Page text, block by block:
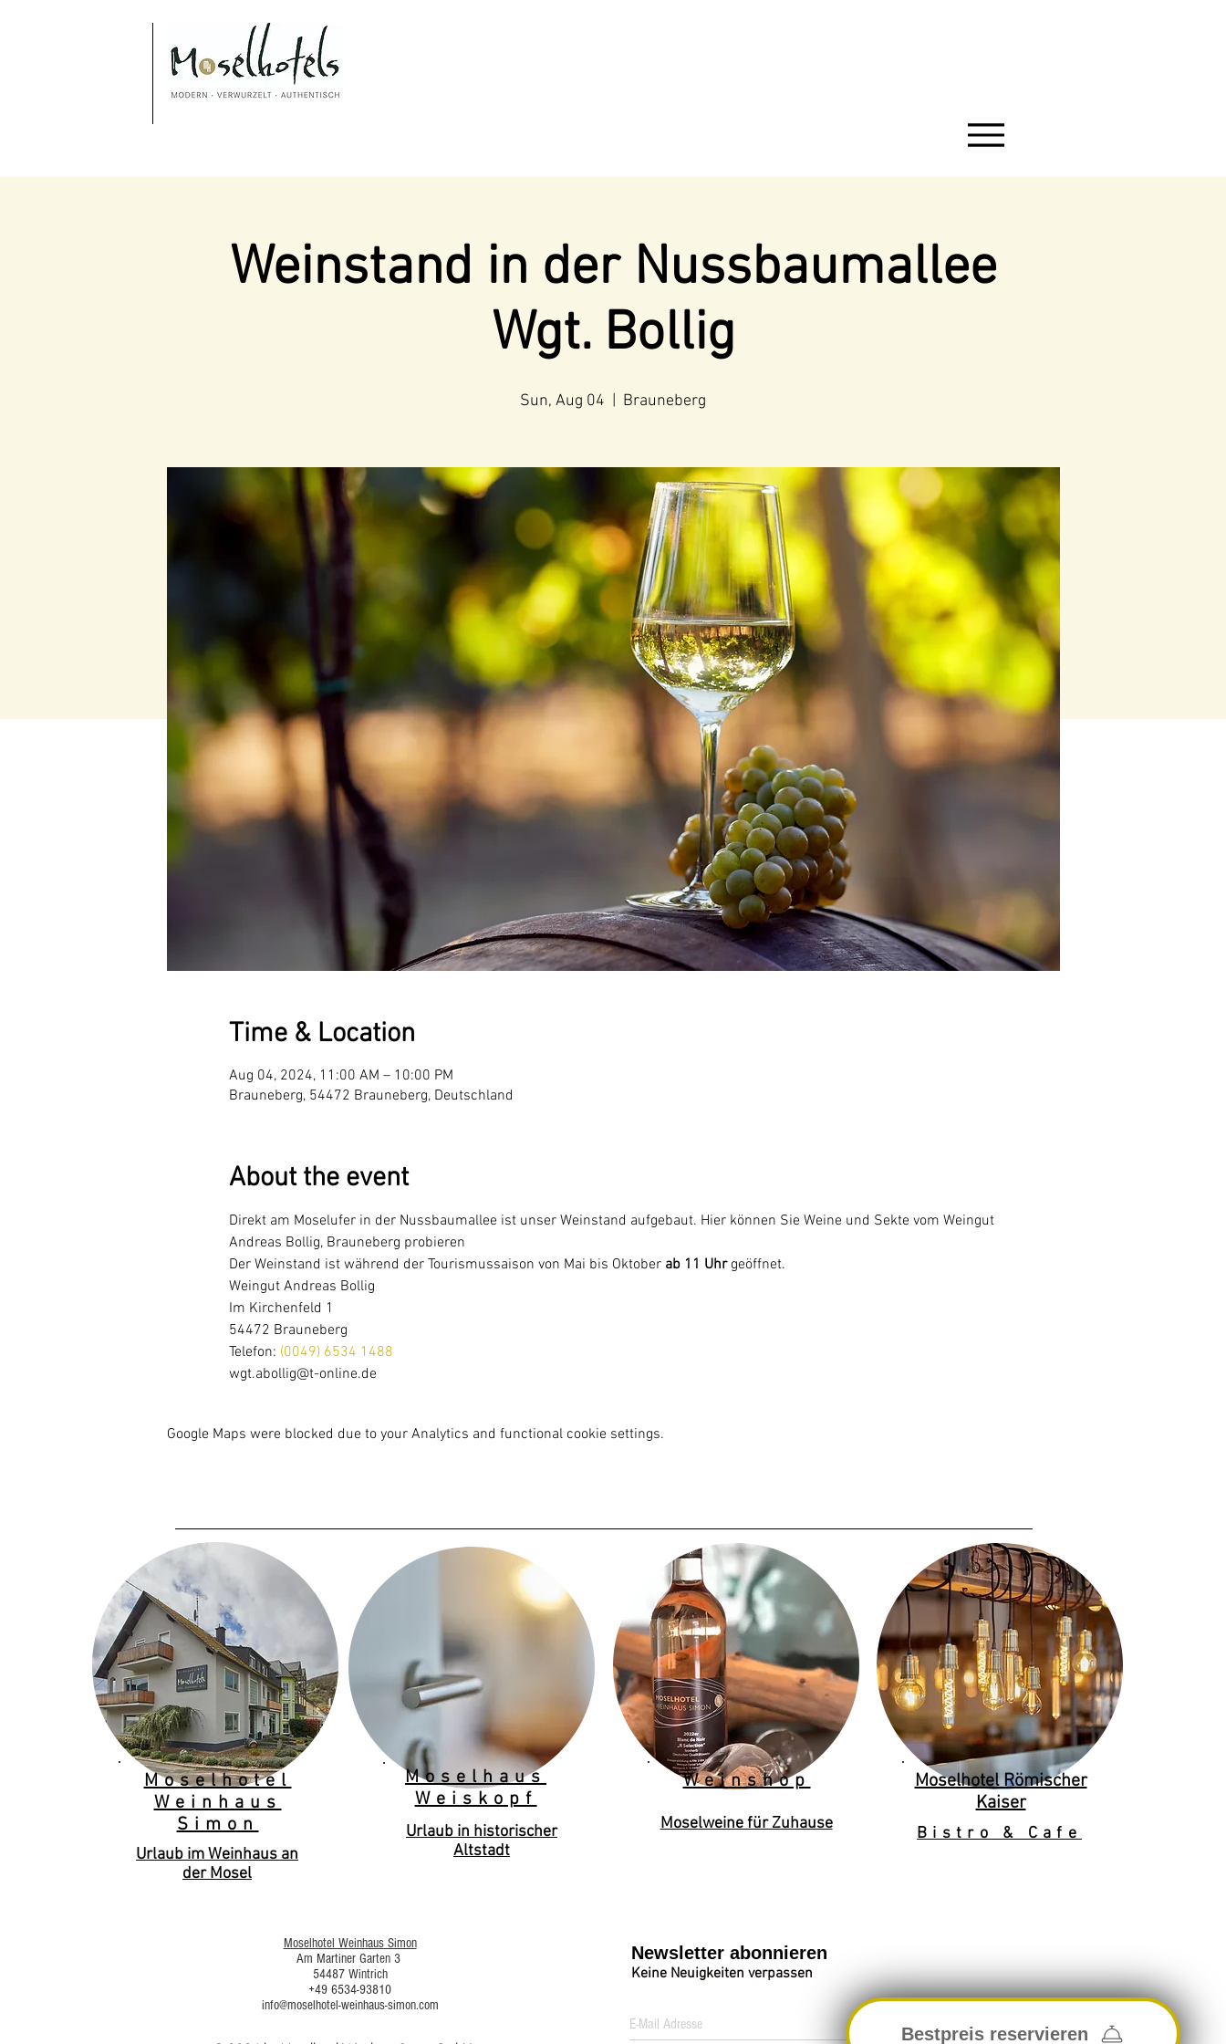
Weinstand in der Nussbaumallee
Wgt. Bollig
Sun, Aug 04 Brauneberg
Time & Location
Aug 04, 2024, 11:00 AM – 10:00 PM
Brauneberg, 54472 Brauneberg, Deutschland
About the event
Direkt am Moselufer in der Nussbaumallee ist unser Weinstand aufgebaut. Hier können Sie Weine und Sekte vom Weingut
Andreas Bollig, Brauneberg probieren
Der Weinstand ist während der Tourismussaison von Mai bis Oktober ab 11 Uhr geöffnet.
Weingut Andreas Bollig
Im Kirchenfeld 1
54472 Brauneberg
Telefon: (0049) 6534 1488
wgt.abollig@t-online.de
Google Maps were blocked due to your Analytics and functional cookie settings.
Bestpreis reservieren
Moselhotel
Weinhaus
Simon
Urlaub im Weinhaus an
der Mosel
Moselhaus
Weiskopf
Urlaub in historischer
Altstadt
Weinshop
Moselweine für Zuhause
Moselhotel Römischer
Kaiser
Bistro & Cafe
Moselhotel Weinhaus Simon
Am Martiner Garten 3
54487 Wintrich
+49 6534-93810
info@moselhotel-weinhaus-simon.com
Newsletter abonnieren
Keine Neuigkeiten verpassen